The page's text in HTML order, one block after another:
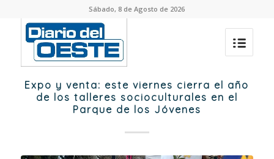
Sábado, 8 de Agosto de 2026
Expo y venta: este viernes cierra el año
de los talleres socioculturales en el
Parque de los Jóvenes